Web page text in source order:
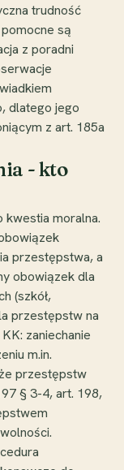
trudność
są
z poradni
dlatego jego
z art. 185a
- kto
kwestia moralna.
przestępstwa, a
obowiązek dla
(szkół,
przestępstw na
zaniechanie
m.in.
przestępstw
§ 3-4, art. 198,